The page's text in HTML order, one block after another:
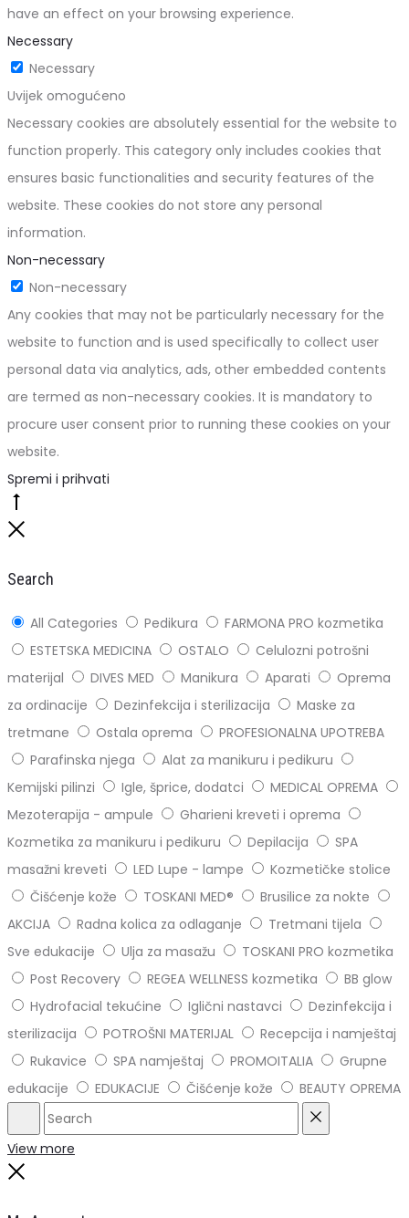
have an effect on your browsing experience.
Necessary
Necessary
Uvijek omogućeno
Necessary cookies are absolutely essential for the website to
function properly. This category only includes cookies that
ensures basic functionalities and security features of the
website. These cookies do not store any personal
information.
Non-necessary
Non-necessary
Any cookies that may not be particularly necessary for the
website to function and is used specifically to collect user
personal data via analytics, ads, other embedded contents
are termed as non-necessary cookies. It is mandatory to
procure user consent prior to running these cookies on your
website.
Spremi i prihvati
Search
All Categories Pedikura
FARMONA PRO kozmetika
ESTETSKA MEDICINA
OSTALO
Celulozni potrošni
materijal
DIVES MED Manikura Aparati
Oprema
za ordinacije
Dezinfekcija i sterilizacija
Maske za
tretmane
Ostala oprema
PROFESIONALNA UPOTREBA
Parafinska njega
Alat za manikuru i pedikuru
Kemijski pilinzi
Igle, šprice, dodatci
MEDICAL OPREMA
Mezoterapija - ampule
Gharieni kreveti i oprema
Kozmetika za manikuru i pedikuru
Depilacija
SPA
masažni kreveti
LED Lupe - lampe
Kozmetičke stolice
Čišćenje kože
TOSKANI MED®️
Brusilice za nokte
AKCIJA
Radna kolica za odlaganje
Tretmani tijela
Sve edukacije
Ulja za masažu
TOSKANI PRO kozmetika
Post Recovery
REGEA WELLNESS kozmetika
BB glow
Hydrofacial tekućine
Iglični nastavci
Dezinfekcija i
sterilizacija
POTROŠNI MATERIJAL
Recepcija i namještaj
Rukavice
SPA namještaj PROMOITALIA
Grupne
edukacije
EDUKACIJE Čišćenje kože BEAUTY OPREMA
Search
View more